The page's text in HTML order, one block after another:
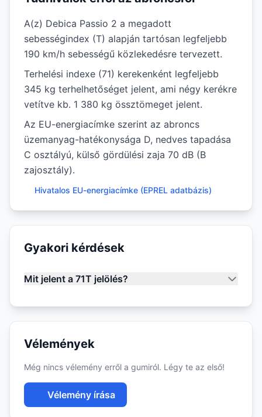
A(z) Debica Passio 2 a megadott
sebességindex (T) alapján tartósan legfeljebb
190 km/h sebességű közlekedésre tervezett.
Terhelési indexe (71) kerekenként legfeljebb
345 kg terhelhetőséget jelent, ami négy kerékre
vetítve kb. 1 380 kg össztömeget jelent.
Az EU-energiacímke szerint az abroncs
üzemanyag-hatékonysága D, nedves tapadása
C osztályú, külső gördülési zaja 70 dB (B
zajosztály).
Hivatalos EU-energiacímke (EPREL adatbázis)
Gyakori kérdések
Mit jelent a 71T jelölés?
Vélemények
Még nincs vélemény erről a gumiról. Légy te az első!
Vélemény írása